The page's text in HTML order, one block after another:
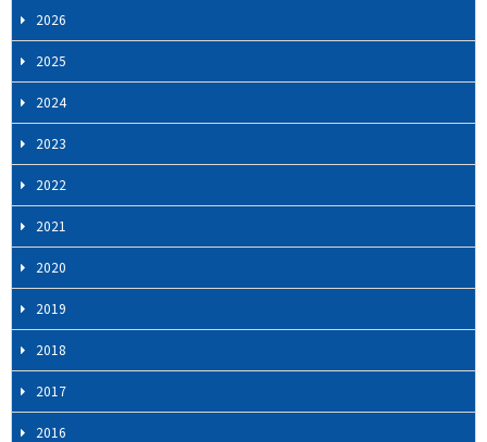
ナ
ビ
ゲ
ー
シ
ョ
ン
2026
2025
2024
2023
2022
2021
2020
2019
2018
2017
2016